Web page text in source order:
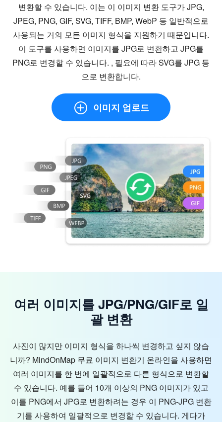
변환할 수 있습니다. 이는 이 이미지 변환 도구가 JPG,
JPEG, PNG, GIF, SVG, TIFF, BMP, WebP 등 일반적으로
사용되는 거의 모든 이미지 형식을 지원하기 때문입니다.
이 도구를 사용하면 이미지를 JPG로 변환하고 JPG를
PNG로 변경할 수 있습니다. , 필요에 따라 SVG를 JPG 등
으로 변환합니다.
이미지 업로드
여러 이미지를 JPG/PNG/GIF로 일
괄 변환
사진이 많지만 이미지 형식을 하나씩 변경하고 싶지 않습
니까? MindOnMap 무료 이미지 변환기 온라인을 사용하면
여러 이미지를 한 번에 일괄적으로 다른 형식으로 변환할
수 있습니다. 예를 들어 10개 이상의 PNG 이미지가 있고
이를 PNG에서 JPG로 변환하려는 경우 이 PNG-JPG 변환
기를 사용하여 일괄적으로 변경할 수 있습니다. 게다가